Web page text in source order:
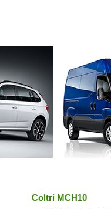
Coltri MCH10